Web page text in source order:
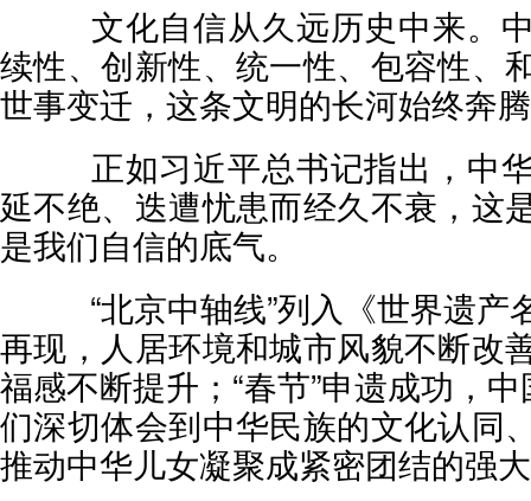
文化自信从久远历史中来。
续性、创新性、统一性、包容性、
世事变迁，这条文明的长河始终奔
正如习近平总书记指出，中
延不绝、迭遭忧患而经久不衰，这
是我们自信的底气。
“北京中轴线”列入《世界遗产
再现，人居环境和城市风貌不断改
福感不断提升；“春节”申遗成功，
们深切体会到中华民族的文化认同
推动中华儿女凝聚成紧密团结的